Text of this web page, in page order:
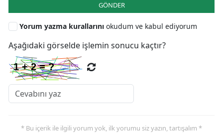
GÖNDER
Yorum yazma kurallarını okudum ve kabul ediyorum
Aşağıdaki görselde işlemin sonucu kaçtır?
* Bu içerik ile ilgili yorum yok, ilk yorumu siz yazın, tartışalım *